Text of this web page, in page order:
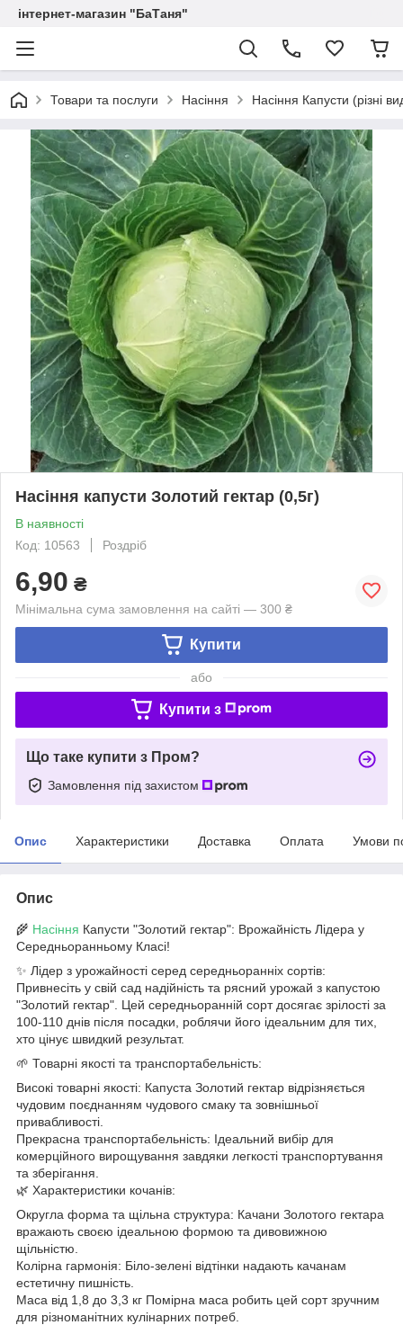
інтернет-магазин "БаТаня"
Товари та послуги Насіння Насіння Капусти (різні
Насіння капусти Золотий гектар (0,5г)
В наявності
Код: 10563
Роздріб
6,90 ₴
Мінімальна сума замовлення на сайті — 300 ₴
Купити
або
Купити з
Що таке купити з Пром?
Замовлення під захистом
Опис Характеристики Доставка Оплата Умови
Опис
🌾 Насіння Капусти "Золотий гектар": Врожайність Лідера у
Середньоранньому Класі!
✨ Лідер з урожайності серед середньоранніх сортів:
Привнесіть у свій сад надійність та рясний урожай з капустою
"Золотий гектар". Цей середньоранній сорт досягає зрілості за
100-110 днів після посадки, роблячи його ідеальним для тих,
хто цінує швидкий результат.
🌱 Товарні якості та транспортабельність:
Високі товарні якості: Капуста Золотий гектар відрізняється
чудовим поєднанням чудового смаку та зовнішньої
привабливості.
Прекрасна транспортабельність: Ідеальний вибір для
комерційного вирощування завдяки легкості транспортування
та зберігання.
🌿 Характеристики кочанів:
Округла форма та щільна структура: Качани Золотого гектара
вражають своєю ідеальною формою та дивовижною
щільністю.
Колірна гармонія: Біло-зелені відтінки надають качанам
естетичну пишність.
Маса від 1,8 до 3,3 кг Помірна маса робить цей сорт зручним
для різноманітних кулінарних потреб.